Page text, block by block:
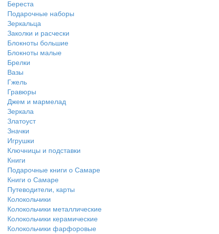
Береста
Подарочные наборы
Зеркальца
Заколки и расчески
Блокноты большие
Блокноты малые
Брелки
Вазы
Гжель
Гравюры
Джем и мармелад
Зеркала
Златоуст
Значки
Игрушки
Ключницы и подставки
Книги
Подарочные книги о Самаре
Книги о Самаре
Путеводители, карты
Колокольчики
Колокольчики металлические
Колокольчики керамические
Колокольчики фарфоровые